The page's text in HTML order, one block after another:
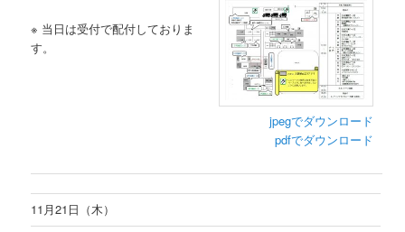
※ 当日は受付で配付しておりま
す。
jpegでダウンロード
pdfでダウンロード
11月21日（木）